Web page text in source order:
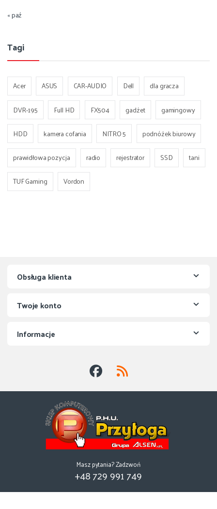
« paź
Tagi
Acer ASUS CAR-AUDIO Dell
dla gracza
DVR-195
Full HD FX504 gadżet
gamingowy
HDD
kamera cofania NITRO 5
podnóżek biurowy
prawidłowa pozycja
radio rejestrator SSD
tani
TUF Gaming
Vordon
Obsługa klienta
Twoje konto
Informacje
Masz pytania? Zadzwoń
+48 729 991 749